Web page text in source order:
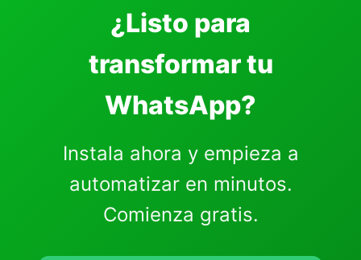
¿Listo para
transformar tu
WhatsApp?
Instala ahora y empieza a
automatizar en minutos.
Comienza gratis.